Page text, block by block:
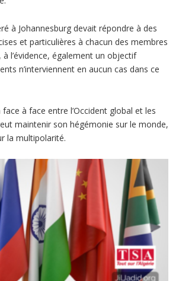
à Johannesburg devait répondre à des
et particulières à chacun des membres
l’évidence, également un objectif
n’interviennent en aucun cas dans ce
face à face entre l’Occident global et les
maintenir son hégémonie sur le monde,
la multipolarité.